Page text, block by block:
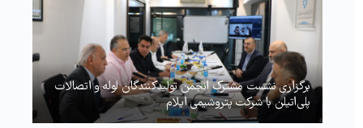
برگزاری نشست مشترک انجمن تولیدکنندگان لوله و اتصالات
پلی‌اتیلن با شرکت پتروشیمی ایلام